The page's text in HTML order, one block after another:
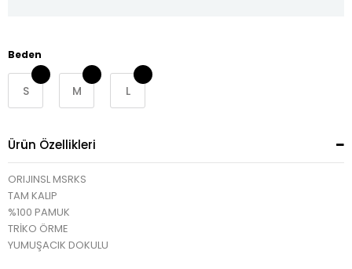
Beden
S M L
Ürün Özellikleri
ORIJINSL MSRKS
TAM KALIP
%100 PAMUK
TRİKO ÖRME
YUMUŞACIK DOKULU